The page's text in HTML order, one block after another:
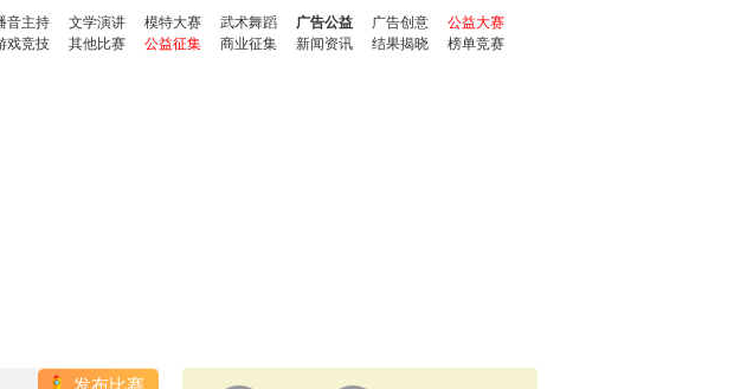
音主持 文学演讲 模特大赛 武术舞蹈 广告公益 广告创意
公益大赛
戏竞技 其他比赛 公益征集 商业征集 新闻资讯 结果揭晓 榜单竞赛